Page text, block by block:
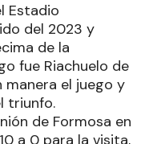
Estadio
del 2023 y
de la
fue Riachuelo de
manera el juego y
triunfo.
de Formosa en
a 0 para la visita,